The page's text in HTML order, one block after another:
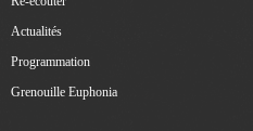
Actualités
Programmation
Grenouille Euphonia